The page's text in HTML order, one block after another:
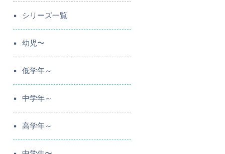
シリーズ一覧
幼児〜
低学年～
中学年～
高学年～